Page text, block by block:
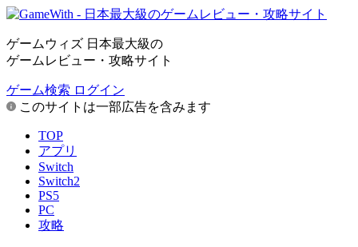
ゲームウィズ 日本最大級の
ゲームレビュー・攻略サイト
ゲーム検索 ログイン
このサイトは一部広告を含みます
TOP
アプリ
Switch
Switch2
PS5
PC
攻略